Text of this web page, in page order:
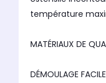
température
MATÉRIAUX DE
DÉMOULAGE